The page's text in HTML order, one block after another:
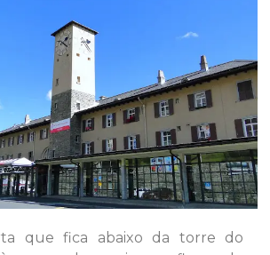
que fica abaixo da torre do